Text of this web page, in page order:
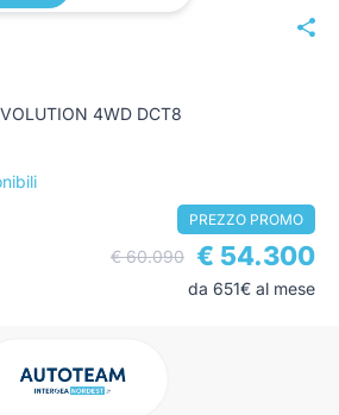
4WD DCT8
PREZZO PROMO
€ 60.090 € 54.300
da 651€ al mese